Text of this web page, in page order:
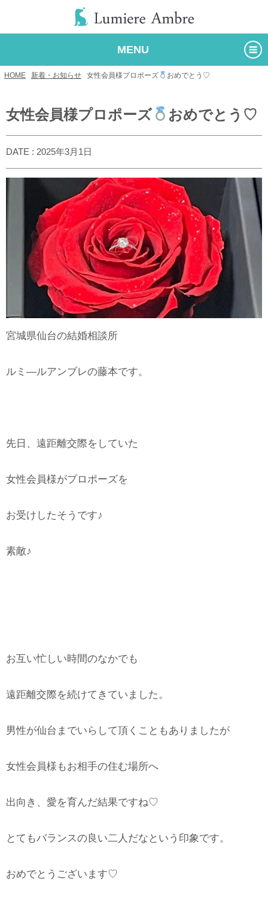
MENU
HOME 新着・お知らせ 女性会員様プロポーズ おめでとう♡
女性会員様プロポーズ おめでとう♡
DATE : 2025年3月1日
宮城県仙台の結婚相談所
ルミ―ルアンブレの藤本です。
先日、遠距離交際をしていた
女性会員様がプロポーズを
お受けしたそうです♪
素敵♪
お互い忙しい時間のなかでも
遠距離交際を続けてきていました。
男性が仙台までいらして頂くこともありましたが
女性会員様もお相手の住む場所へ
出向き、愛を育んだ結果ですね♡
とてもバランスの良い二人だなという印象です。
おめでとうございます♡